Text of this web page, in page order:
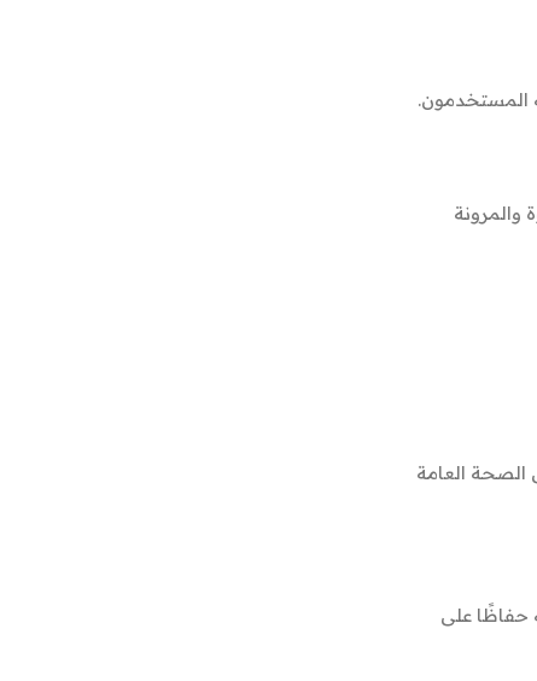
المستخدمون.
والمرونة
الصحة العامة
حفاظًا على